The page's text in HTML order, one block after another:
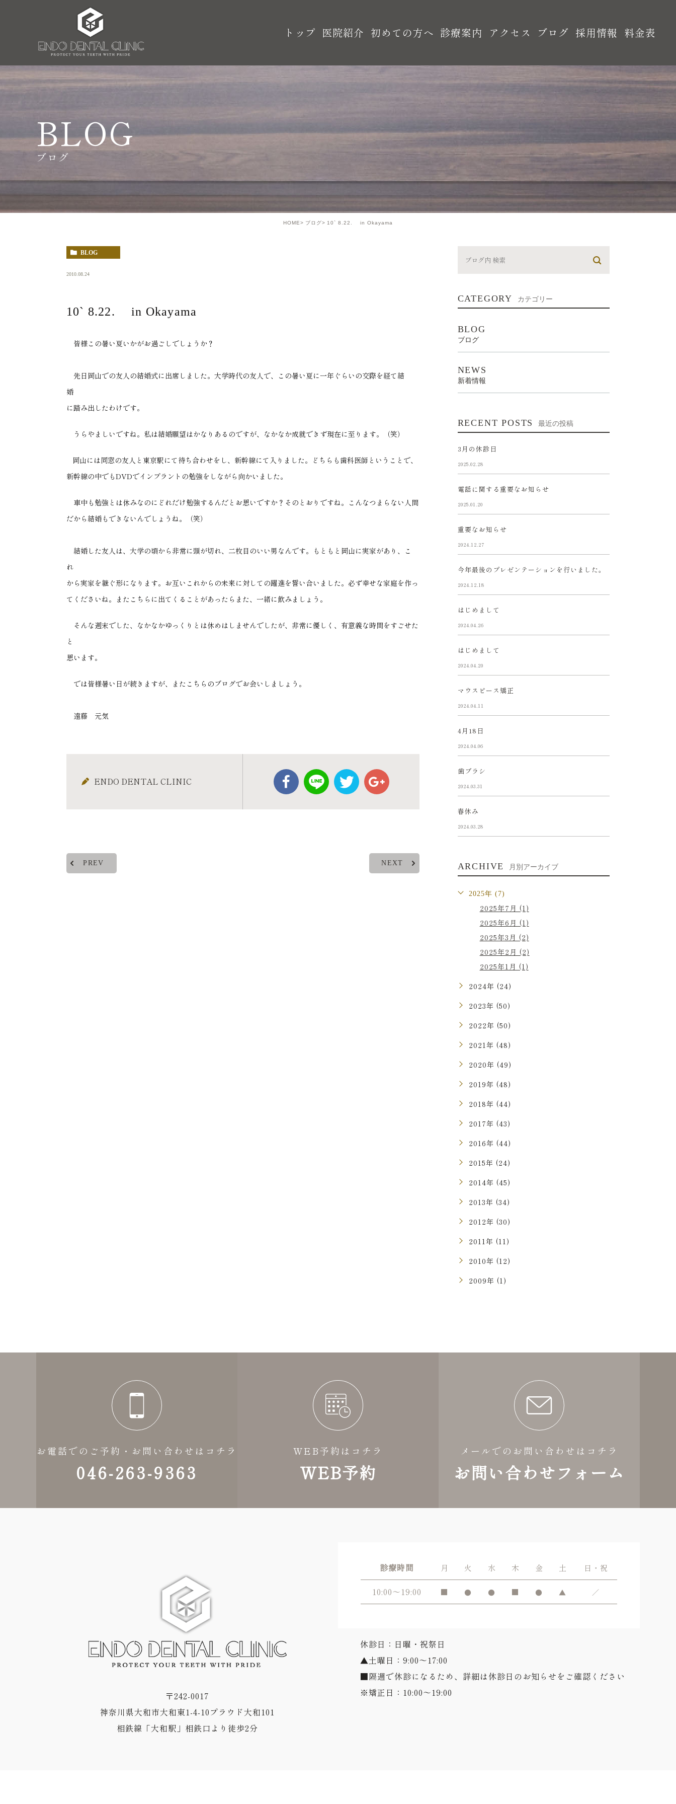
トップ 医院紹介 初めての方へ 診療案内 アクセス ブログ 採用情報 料金表
BLOG
ブログ
HOME ブログ 10` 8.22. in Okayama
BLOG
2010.08.24
10` 8.22. in Okayama
皆様この暑い夏いかがお過ごしでしょうか？
先日岡山での友人の結婚式に出席しました。大学時代の友人で、この暑い夏に一年ぐらいの交際を経て結
婚
に踏み出したわけです。
うらやましいですね。私は結婚願望はかなりあるのですが、なかなか成就できず現在に至ります。（笑）
岡山には同窓の友人と東京駅にて待ち合わせをし、新幹線にて入りました。どちらも歯科医師ということで、
新幹線の中でもDVDでインプラントの勉強をしながら向かいました。
車中も勉強とは休みなのにどれだけ勉強するんだとお思いですか？そのとおりですね。こんなつまらない人間
だから結婚もできないんでしょうね。（笑）
結婚した友人は、大学の頃から非常に頭が切れ、二枚目のいい男なんです。もともと岡山に実家があり、こ
れ
から実家を継ぐ形になります。お互いこれからの未来に対しての躍進を誓い合いました。必ず幸せな家庭を作っ
てくださいね。またこちらに出てくることがあったらまた、一緒に飲みましょう。
そんな週末でした、なかなかゆっくりとは休めはしませんでしたが、非常に優しく、有意義な時間をすごせた
と
思います。
では皆様暑い日が続きますが、またこちらのブログでお会いしましょう。
遠藤 元気
ENDO DENTAL CLINIC
PREV NEXT
CATEGORY カテゴリー
BLOG
ブログ
NEWS
新着情報
RECENT POSTS 最近の投稿
3月の休診日
2025.02.28
電話に関する重要なお知らせ
2025.01.20
重要なお知らせ
2024.12.27
今年最後のプレゼンテーションを行いました。
2024.12.18
はじめまして
2024.04.26
はじめまして
2024.04.20
マウスピース矯正
2024.04.11
4月18日
2024.04.06
歯ブラシ
2024.03.31
春休み
2024.03.28
ARCHIVE 月別アーカイブ
2025年 (7)
2025年7月 (1)
2025年6月 (1)
2025年3月 (2)
2025年2月 (2)
2025年1月 (1)
2024年 (24)
2023年 (50)
2022年 (50)
2021年 (48)
2020年 (49)
2019年 (48)
2018年 (44)
2017年 (43)
2016年 (44)
2015年 (24)
2014年 (45)
2013年 (34)
2012年 (30)
2011年 (11)
2010年 (12)
2009年 (1)
お電話でのご予約・お問い合わせはコチラ
046-263-9363
WEB予約はコチラ
WEB予約
メールでのお問い合わせはコチラ
お問い合わせフォーム
〒242-0017
神奈川県大和市大和東1-4-10プラウド大和101
相鉄線「大和駅」相鉄口より徒歩2分
診療時間 月 火 水 木 金 土 日・祝
10:00～19:00 ■ ● ● ■ ● ▲ ／
休診日：日曜・祝祭日
▲土曜日：9:00～17:00
■隔週で休診になるため、詳細は休診日のお知らせをご確認ください
※矯正日：10:00～19:00